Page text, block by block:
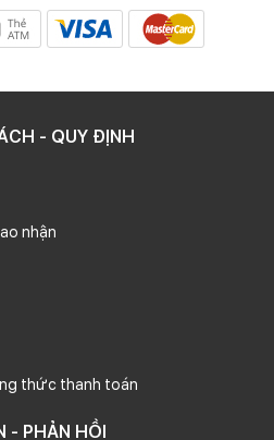
- QUY ĐỊNH
nhận
thức thanh toán
- PHẢN HỒI